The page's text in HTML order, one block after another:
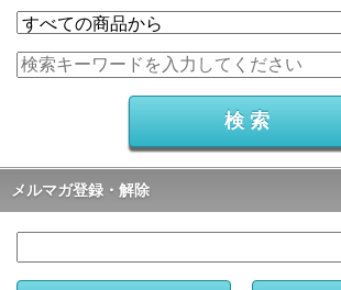
メルマガ登録・解除